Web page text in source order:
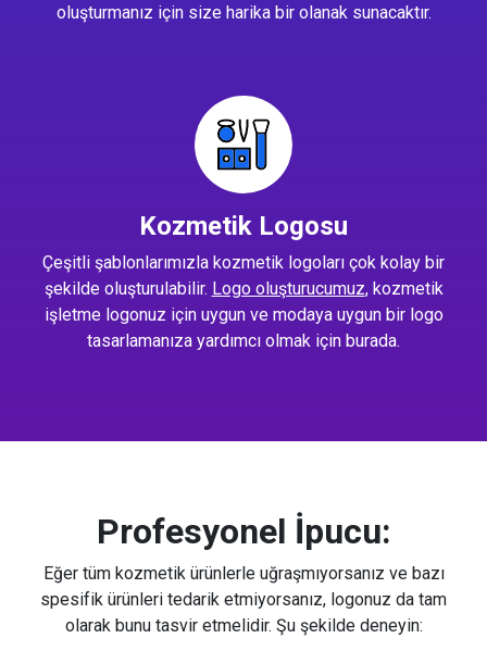
oluşturmanız için size harika bir olanak sunacaktır.
Kozmetik Logosu
Çeşitli şablonlarımızla kozmetik logoları çok kolay bir
şekilde oluşturulabilir. Logo oluşturucumuz, kozmetik
işletme logonuz için uygun ve modaya uygun bir logo
tasarlamanıza yardımcı olmak için burada.
Profesyonel İpucu:
Eğer tüm kozmetik ürünlerle uğraşmıyorsanız ve bazı
spesifik ürünleri tedarik etmiyorsanız, logonuz da tam
olarak bunu tasvir etmelidir. Şu şekilde deneyin: